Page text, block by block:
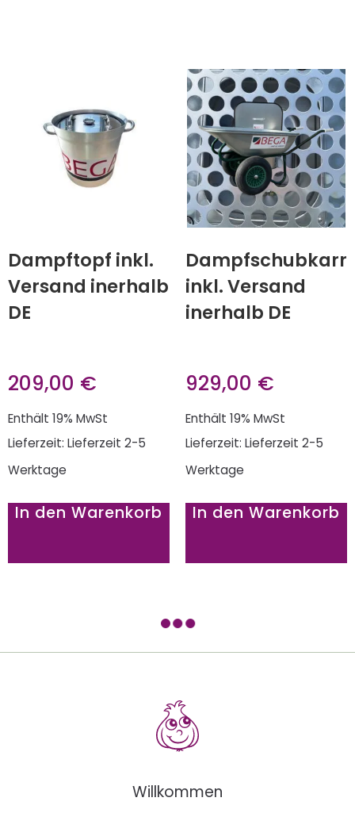
Dampftopf inkl.
Versand inerhalb
DE
209,00 €
Enthält 19% MwSt
Lieferzeit: Lieferzeit 2-5
Werktage
In den Warenkorb
inkl. Versand
inerhalb DE
929,00 €
Enthält 19% MwSt
Lieferzeit: Lieferzeit 2-5
Werktage
In den Warenkorb